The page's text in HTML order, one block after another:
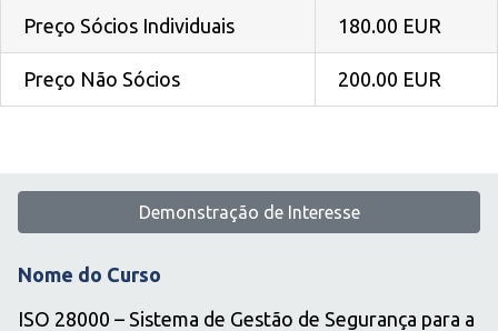
Preço Sócios Individuais 180.00 EUR
Preço Não Sócios 200.00 EUR
Demonstração de Interesse
Nome do Curso
ISO 28000 – Sistema de Gestão de Segurança para a